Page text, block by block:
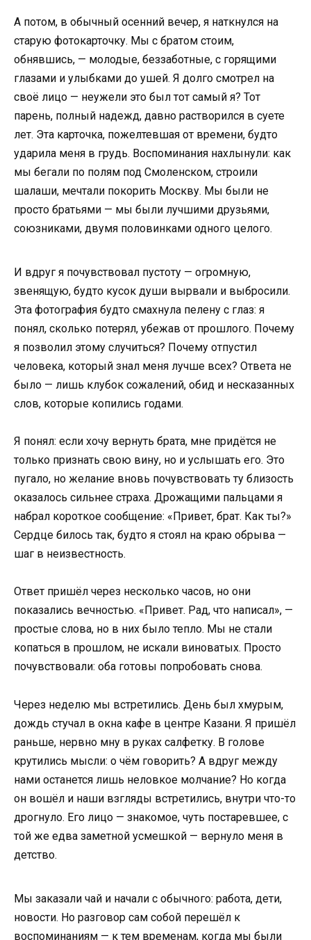
А потом, в обычный осенний вечер, я наткнулся на
старую фотокарточку. Мы с братом стоим,
обнявшись, — молодые, беззаботные, с горящими
глазами и улыбками до ушей. Я долго смотрел на
своё лицо — неужели это был тот самый я? Тот
парень, полный надежд, давно растворился в суете
лет. Эта карточка, пожелтевшая от времени, будто
ударила меня в грудь. Воспоминания нахлынули: как
мы бегали по полям под Смоленском, строили
шалаши, мечтали покорить Москву. Мы были не
просто братьями — мы были лучшими друзьями,
союзниками, двумя половинками одного целого.
И вдруг я почувствовал пустоту — огромную,
звенящую, будто кусок души вырвали и выбросили.
Эта фотография будто смахнула пелену с глаз: я
понял, сколько потерял, убежав от прошлого. Почему
я позволил этому случиться? Почему отпустил
человека, который знал меня лучше всех? Ответа не
было — лишь клубок сожалений, обид и несказанных
слов, которые копились годами.
Я понял: если хочу вернуть брата, мне придётся не
только признать свою вину, но и услышать его. Это
пугало, но желание вновь почувствовать ту близость
оказалось сильнее страха. Дрожащими пальцами я
набрал короткое сообщение: «Привет, брат. Как ты?»
Сердце билось так, будто я стоял на краю обрыва —
шаг в неизвестность.
Ответ пришёл через несколько часов, но они
показались вечностью. «Привет. Рад, что написал», —
простые слова, но в них было тепло. Мы не стали
копаться в прошлом, не искали виноватых. Просто
почувствовали: оба готовы попробовать снова.
Через неделю мы встретились. День был хмурым,
дождь стучал в окна кафе в центре Казани. Я пришёл
раньше, нервно мну в руках салфетку. В голове
крутились мысли: о чём говорить? А вдруг между
нами останется лишь неловкое молчание? Но когда
он вошёл и наши взгляды встретились, внутри что-то
дрогнуло. Его лицо — знакомое, чуть постаревшее, с
той же едва заметной усмешкой — вернуло меня в
детство.
Мы заказали чай и начали с обычного: работа, дети,
новости. Но разговор сам собой перешёл к
воспоминаниям — к тем временам, когда мы были